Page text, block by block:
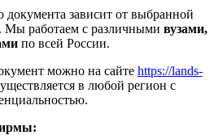
документа зависит от выбранной
Мы работаем с различными вузами,
по всей России.
можно на сайте https://lands-
в любой регион с